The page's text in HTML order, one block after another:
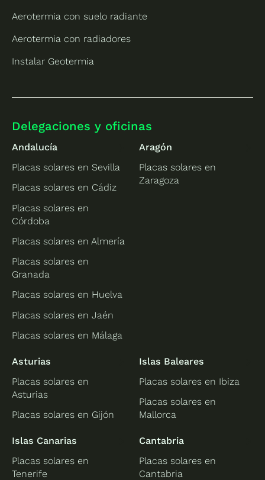
Aerotermia con suelo radiante
Aerotermia con radiadores
Instalar Geotermia
Delegaciones y oficinas
Andalucía
Placas solares en Sevilla
Placas solares en Cádiz
Placas solares en
Córdoba
Placas solares en Almería
Placas solares en
Granada
Placas solares en Huelva
Placas solares en Jaén
Placas solares en Málaga
Aragón
Placas solares en
Zaragoza
Asturias
Placas solares en
Asturias
Placas solares en Gijón
Islas Baleares
Placas solares en Ibiza
Placas solares en
Mallorca
Islas Canarias
Placas solares en
Tenerife
Cantabria
Placas solares en
Cantabria